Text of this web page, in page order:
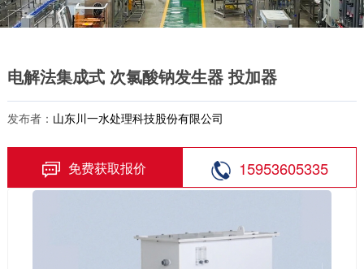
电解法集成式 次氯酸钠发生器 投加器
发布者： 山东川一水处理科技股份有限公司
免费获取报价 15953605335